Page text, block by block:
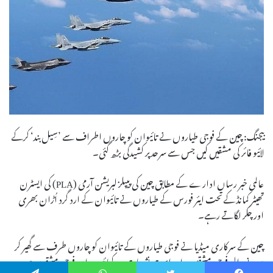
بیجنگ: چین کے فوجی طیاروں نے تائیوان کو چاروں اطراف سے ’سِیل بند‘ کرکے
لائیو فائر کی مشقیں کیں جس سے سرحد پر کشیدگی بڑھ گئی۔
عالمی خبر رساں ادارے کے مطابق چین کی پیپلز لبریشن آرمی (PLA) کی ایسٹرن
تھیٹر کمانڈ کے تحت ایئر فورس کے طیاروں نے تائیوان کے ارد گرد اُڑان بھری
اور چکر لگاتے رہے۔
چین کے سرکاری میڈیا نے فوجی طیاروں کے تائیوان کو چاروں طرف سے گھیر کر
ہونے والی فوجی مشقیں براہ راست نشریات پر دکھائیں۔ ان فوجی مشقوں میں